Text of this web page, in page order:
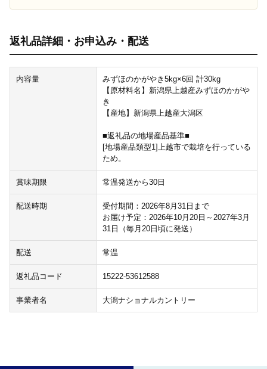
返礼品詳細・お申込み・配送
内容量
みずほのかがやき5kg×6回 計30kg
【原材料名】新潟県上越産みずほのかがや
き
【産地】新潟県上越産大潟区
■返礼品の地場産品基準■
[地場産品類型1]上越市で栽培を行っている
ため。
賞味期限 常温発送から30日
配送時期
受付期間：2026年8月31日まで
お届け予定：2026年10月20日～2027年3月
31日（毎月20日頃に発送）
配送 常温
返礼品コード 15222-53612588
事業者名 大潟ナショナルカントリー